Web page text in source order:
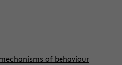
of behaviour